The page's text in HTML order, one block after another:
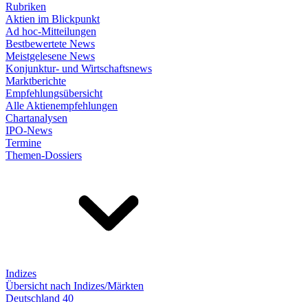
Rubriken
Aktien im Blickpunkt
Ad hoc-Mitteilungen
Bestbewertete News
Meistgelesene News
Konjunktur- und Wirtschaftsnews
Marktberichte
Empfehlungsübersicht
Alle Aktienempfehlungen
Chartanalysen
IPO-News
Termine
Themen-Dossiers
Indizes
Übersicht nach Indizes/Märkten
Deutschland 40